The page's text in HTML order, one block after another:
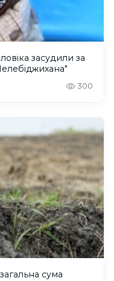
засудили за
300
сума